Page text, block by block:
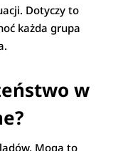
Dotyczy to
każda grupa
w
Mogą to